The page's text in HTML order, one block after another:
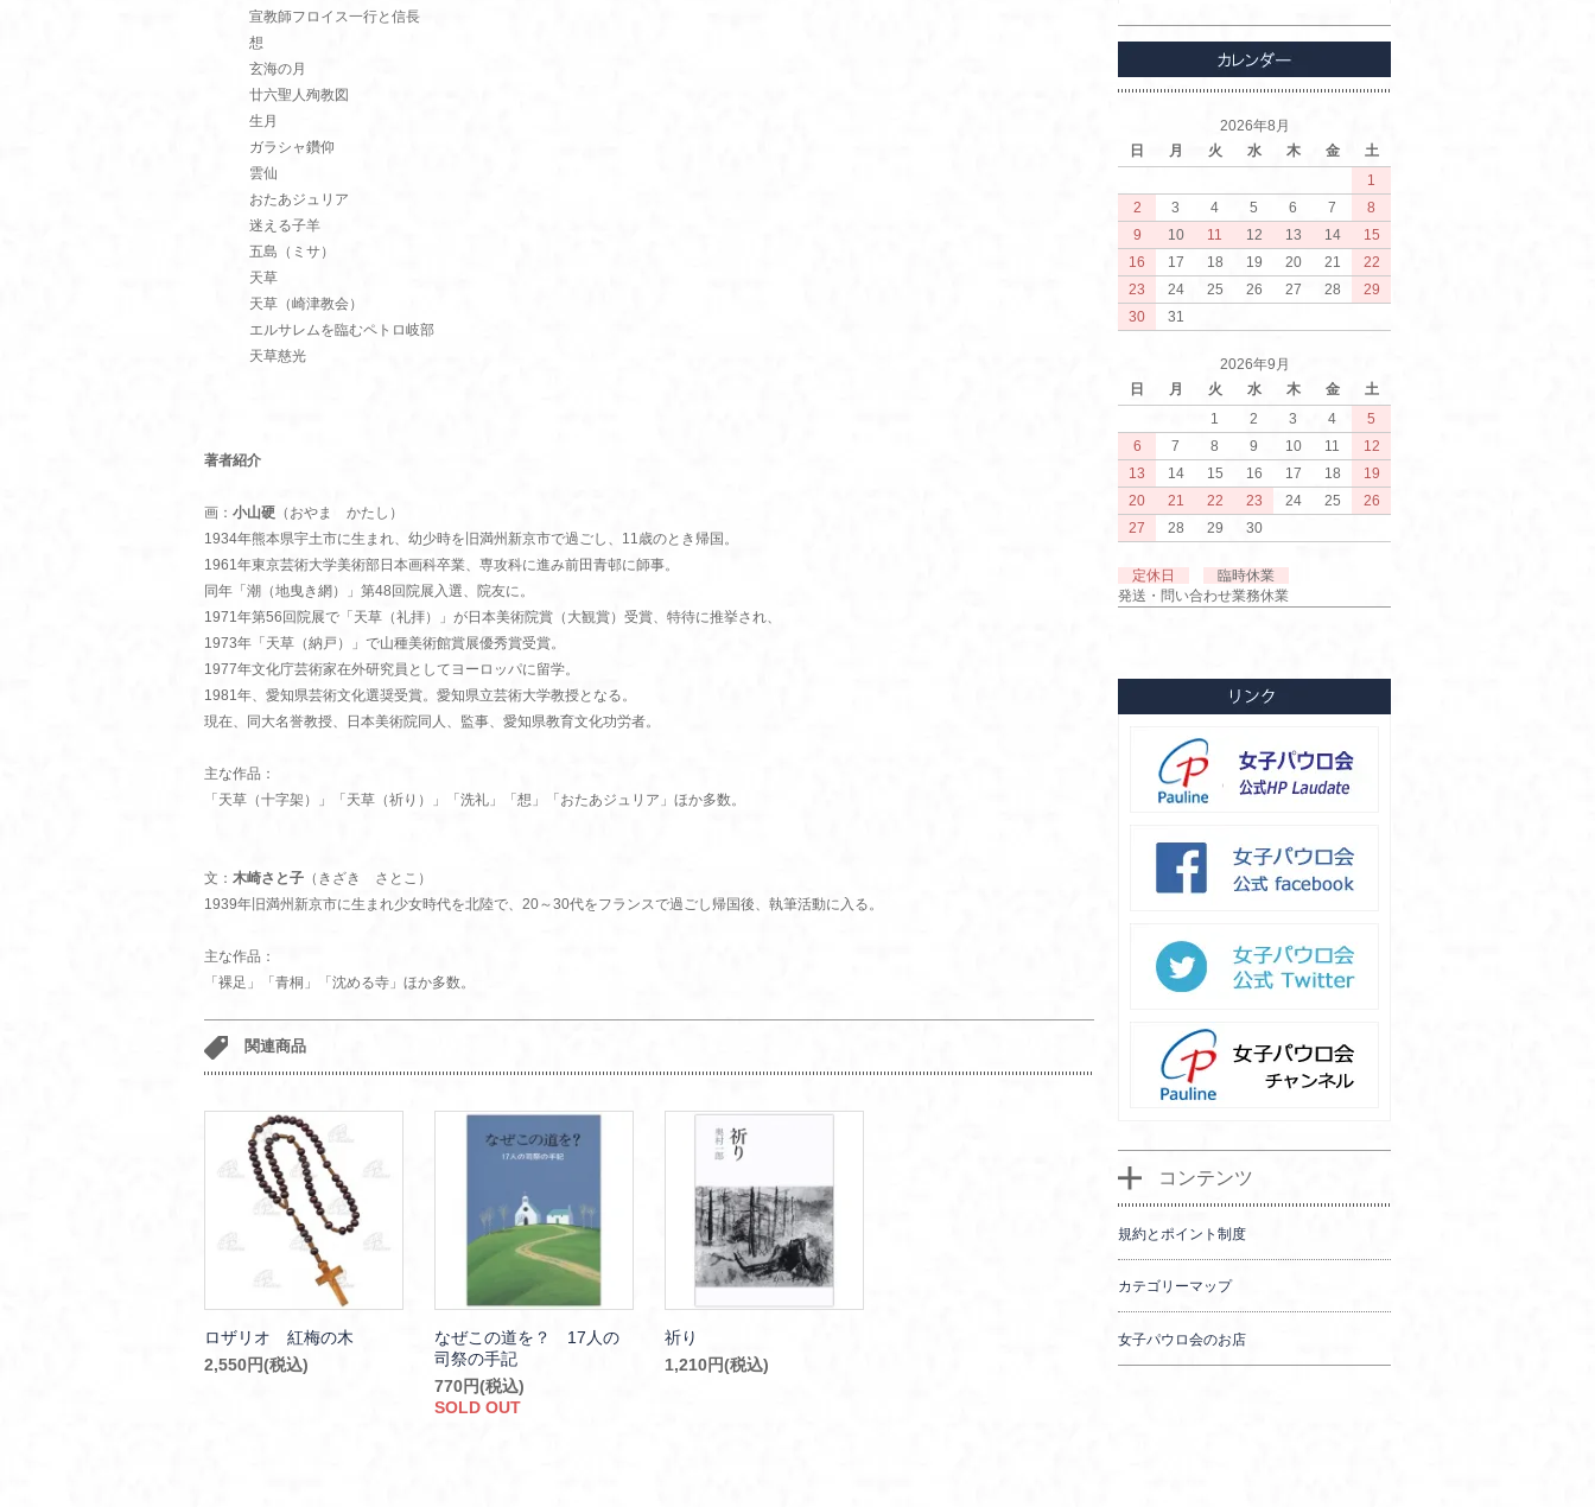
宣教師フロイス一行と信長
想
玄海の月
廿六聖人殉教図
生月
ガラシャ鑽仰
雲仙
おたあジュリア
迷える子羊
五島（ミサ）
天草
天草（崎津教会）
エルサレムを臨むペトロ岐部
天草慈光
著者紹介
画： 小山硬 （おやま かたし）
1934年熊本県宇土市に生まれ、幼少時を旧満州新京市で過ごし、11歳のとき帰国。
1961年東京芸術大学美術部日本画科卒業、専攻科に進み前田青邨に師事。
同年「潮（地曳き網）」第48回院展入選、院友に。
1971年第56回院展で「天草（礼拝）」が日本美術院賞（大観賞）受賞、特待に推挙され、
1973年「天草（納戸）」で山種美術館賞展優秀賞受賞。
1977年文化庁芸術家在外研究員としてヨーロッパに留学。
1981年、愛知県芸術文化選奨受賞。愛知県立芸術大学教授となる。
現在、同大名誉教授、日本美術院同人、監事、愛知県教育文化功労者。
主な作品：
「天草（十字架）」「天草（祈り）」「洗礼」「想」「おたあジュリア」ほか多数。
文： 木崎さと子 （きざき さとこ）
1939年旧満州新京市に生まれ少女時代を北陸で、20～30代をフランスで過ごし帰国後、執筆活動に入る。
主な作品：
「裸足」「青桐」「沈める寺」ほか多数。
関連商品
ロザリオ 紅梅の木
2,550円(税込)
なぜこの道を？ 17人の
司祭の手記
770円(税込)
SOLD OUT
祈り
1,210円(税込)
2026年8月
日
月 火 水 木 金
土
1
2
3 4 5 6 7
8
9
10 11 12 13 14
15
16
17 18 19 20 21
22
23
24 25 26 27 28
29
30
31
2026年9月
日
月 火 水 木 金
土
1
2 3 4
5
6
7 8 9 10 11
12
13
14 15 16 17 18
19
20
21 22 23 24 25
26
27
28 29 30
定休日
臨時休業
発送・問い合わせ業務休業
コンテンツ
規約とポイント制度
カテゴリーマップ
女子パウロ会のお店